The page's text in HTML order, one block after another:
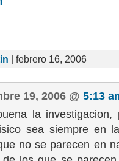
| febrero 16, 2006
19, 2006 @ 5:13
la investigacion,
sea siempre en
no se parecen en